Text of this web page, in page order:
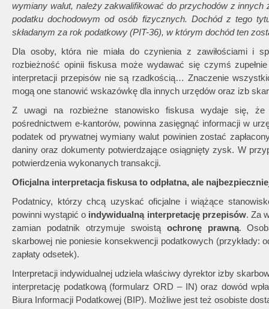
wymiany walut, należy zakwalifikować do przychodów z
podatku dochodowym od osób fizycznych. Dochód z tego
składanym za rok podatkowy (PIT-36), w którym dochód ten
Dla osoby, która nie miała do czynienia z zawiłościami i
rozbieżność opinii fiskusa może wydawać się czymś
interpretacji przepisów nie są rzadkością… Znaczenie
mogą one stanowić wskazówkę dla innych urzędów oraz izb
Z uwagi na rozbieżne stanowisko fiskusa wydaje się,
pośrednictwem e-kantorów, powinna zasięgnąć informacji w
podatek od prywatnej wymiany walut powinien zostać
daniny oraz dokumenty potwierdzające osiągnięty zysk. W
potwierdzenia wykonanych transakcji.
Oficjalna interpretacja fiskusa to odpłatna, ale
Podatnicy, którzy chcą uzyskać oficjalne i wiążące
powinni wystąpić o indywidualną interpretację przepisów. Za
zamian podatnik otrzymuje swoistą ochronę prawną.
skarbowej nie poniesie konsekwencji podatkowych (przykłady:
zapłaty odsetek).
Interpretacji indywidualnej udziela właściwy dyrektor izby
interpretację podatkową (formularz ORD – IN) oraz dowód
Biura Informacji Podatkowej (BIP). Możliwe jest też osobiste